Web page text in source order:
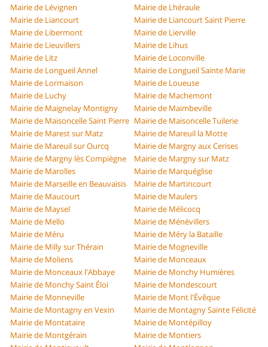
Mairie de Lévignen
Mairie de Lhéraule
Mairie de Liancourt
Mairie de Liancourt Saint Pierre
Mairie de Libermont
Mairie de Lierville
Mairie de Lieuvillers
Mairie de Lihus
Mairie de Litz
Mairie de Loconville
Mairie de Longueil Annel
Mairie de Longueil Sainte Marie
Mairie de Lormaison
Mairie de Loueuse
Mairie de Luchy
Mairie de Machemont
Mairie de Maignelay Montigny
Mairie de Maimbeville
Mairie de Maisoncelle Saint Pierre Mairie de Maisoncelle Tuilerie
Mairie de Marest sur Matz
Mairie de Mareuil la Motte
Mairie de Mareuil sur Ourcq
Mairie de Margny aux Cerises
Mairie de Margny lès Compiègne
Mairie de Margny sur Matz
Mairie de Marolles
Mairie de Marquéglise
Mairie de Marseille en Beauvaisis
Mairie de Martincourt
Mairie de Maucourt
Mairie de Maulers
Mairie de Maysel
Mairie de Mélicocq
Mairie de Mello
Mairie de Ménévillers
Mairie de Méru
Mairie de Méry la Bataille
Mairie de Milly sur Thérain
Mairie de Mogneville
Mairie de Moliens
Mairie de Monceaux
Mairie de Monceaux l'Abbaye
Mairie de Monchy Humières
Mairie de Monchy Saint Éloi
Mairie de Mondescourt
Mairie de Monneville
Mairie de Mont l'Évêque
Mairie de Montagny en Vexin
Mairie de Montagny Sainte Félicité
Mairie de Montataire
Mairie de Montépilloy
Mairie de Montgérain
Mairie de Montiers